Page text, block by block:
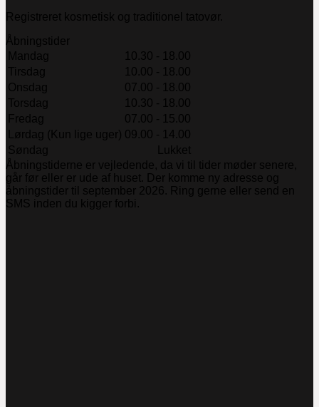
Registreret kosmetisk og traditionel tatovør.
Åbningstider
Mandag
10.30 - 18.00
Tirsdag
10.00 - 18.00
Onsdag
07.00 - 18.00
Torsdag
10.30 - 18.00
Fredag
07.00 - 15.00
Lørdag (Kun lige uger) 09.00 - 14.00
Søndag
Lukket
Åbningstiderne er vejledende, da vi til tider møder senere,
går før eller er ude af huset. Der komme ny adresse og
åbningstider til september 2026. Ring gerne eller send en
SMS inden du kigger forbi.